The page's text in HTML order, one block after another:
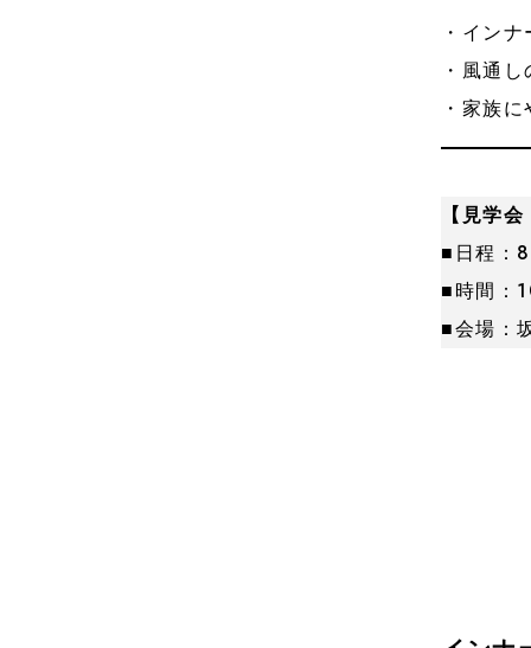
・イン
・風通
・家族
【見学
■日程：
■時間：
■会場：